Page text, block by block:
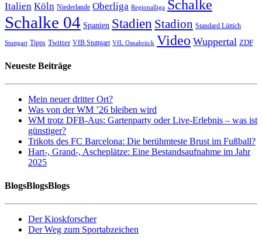
Italien Köln Niederlande Oberliga Regionalliga Schalke
Schalke 04 Spanien Stadien Stadion Standard Lüttich
Stuttgart Tipps Twitter VfB Stuttgart VfL Osnabrück Video Wuppertal ZDF
Neueste Beiträge
Mein neuer dritter Ort?
Was von der WM ’26 bleiben wird
WM trotz DFB-Aus: Gartenparty oder Live-Erlebnis – was ist
günstiger?
Trikots des FC Barcelona: Die berühmteste Brust im Fußball?
Hart-, Grand-, Ascheplätze: Eine Bestandsaufnahme im Jahr
2025
BlogsBlogsBlogs
Der Kioskforscher
Der Weg zum Sportabzeichen